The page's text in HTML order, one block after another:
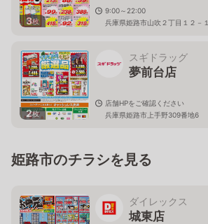
3枚
9:00～22:00
兵庫県姫路市山吹２丁目１２－１
2枚
スギドラッグ
夢前台店
店舗HPをご確認ください
兵庫県姫路市上手野309番地6
姫路市のチラシを見る
ダイレックス
城東店